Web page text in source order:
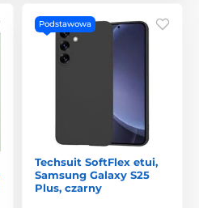
Podstawowa
Techsuit SoftFlex etui,
Samsung Galaxy S25
Plus, czarny